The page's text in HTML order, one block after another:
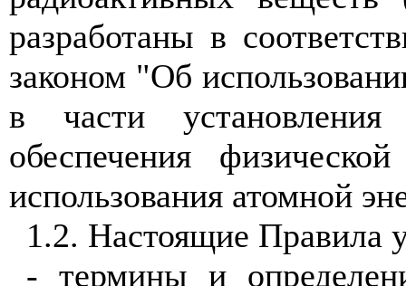
разработаны в
законом "Об
в части
обеспечения
использования атомной
1.2. Настоящие Правила
- термины и